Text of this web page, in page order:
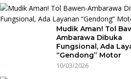
Mudik Aman! Tol
Ambarawa Dibuka
Fungsional, Ada
“Gendong” Motor
10/03/2026